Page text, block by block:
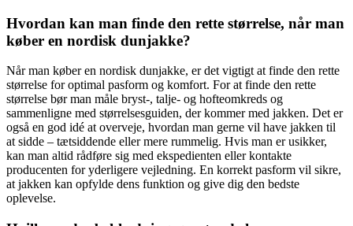
Hvordan kan man finde den rette størrelse, når man
køber en nordisk dunjakke?
Når man køber en nordisk dunjakke, er det vigtigt at finde den rette
størrelse for optimal pasform og komfort. For at finde den rette
størrelse bør man måle bryst-, talje- og hofteomkreds og
sammenligne med størrelsesguiden, der kommer med jakken. Det er
også en god idé at overveje, hvordan man gerne vil have jakken til
at sidde – tætsiddende eller mere rummelig. Hvis man er usikker,
kan man altid rådføre sig med ekspedienten eller kontakte
producenten for yderligere vejledning. En korrekt pasform vil sikre,
at jakken kan opfylde dens funktion og give dig den bedste
oplevelse.